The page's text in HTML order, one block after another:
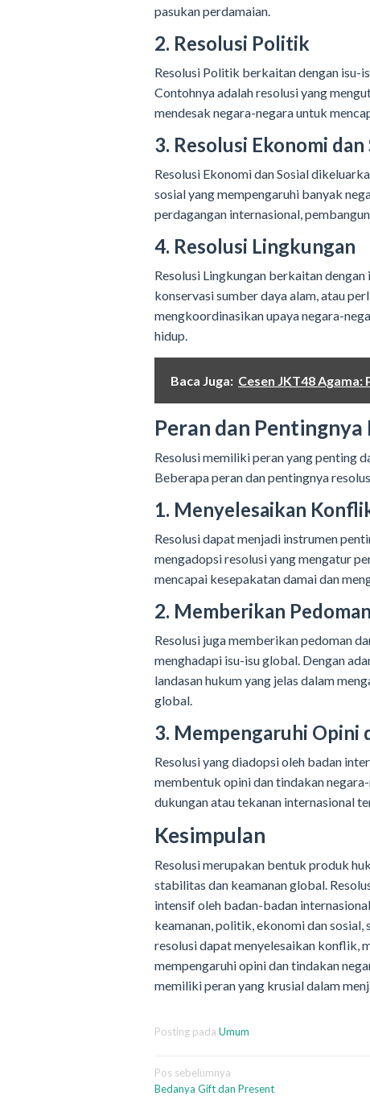
pasukan perdamaian.
2. Resolusi Politik
Resolusi Politik berkaitan dengan isu-
Contohnya adalah resolusi yang
mendesak negara-negara untuk
3. Resolusi Ekonomi dan
Resolusi Ekonomi dan Sosial
sosial yang mempengaruhi banyak
perdagangan internasional,
4. Resolusi Lingkungan
Resolusi Lingkungan berkaitan
konservasi sumber daya alam, atau
mengkoordinasikan upaya negara-
hidup.
Baca Juga: Cesen JKT48
Peran dan Pentingnya
Resolusi memiliki peran yang penting
Beberapa peran dan pentingnya
1. Menyelesaikan
Resolusi dapat menjadi instrumen
mengadopsi resolusi yang mengatur
mencapai kesepakatan damai dan
2. Memberikan
Resolusi juga memberikan pedoman
menghadapi isu-isu global. Dengan
landasan hukum yang jelas dalam
global.
3. Mempengaruhi Opini
Resolusi yang diadopsi oleh badan
membentuk opini dan tindakan
dukungan atau tekanan internasional
Kesimpulan
Resolusi merupakan bentuk produk
stabilitas dan keamanan global.
intensif oleh badan-badan
keamanan, politik, ekonomi dan
resolusi dapat menyelesaikan konflik,
mempengaruhi opini dan tindakan
memiliki peran yang krusial dalam
Posting pada Umum
Navigasi
pos
Pos sebelumnya
Bedanya Gift dan Present